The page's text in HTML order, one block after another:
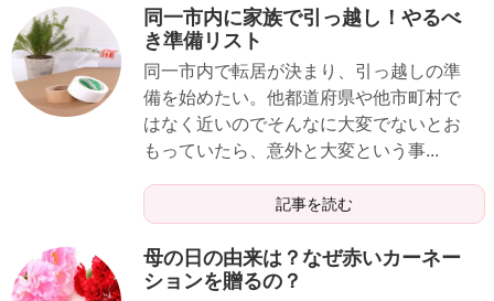
同一市内に家族で引っ越し！やるべ
き準備リスト
同一市内で転居が決まり、引っ越しの準
備を始めたい。他都道府県や他市町村で
はなく近いのでそんなに大変でないとお
もっていたら、意外と大変という事...
記事を読む
母の日の由来は？なぜ赤いカーネー
ションを贈るの？